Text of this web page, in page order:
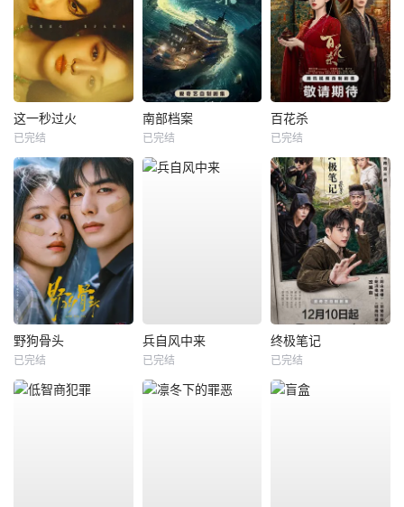
这一秒过火
已完结
南部档案
已完结
百花杀
已完结
野狗骨头
已完结
兵自风中来
已完结
终极笔记
已完结